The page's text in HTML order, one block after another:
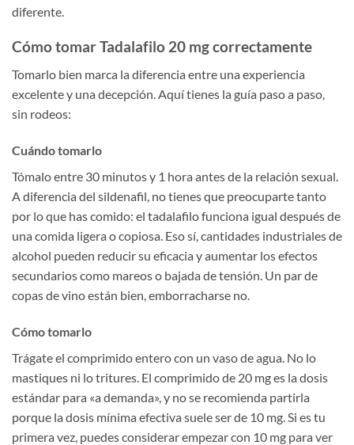
diferente.
Cómo tomar Tadalafilo 20 mg correctamente
Tomarlo bien marca la diferencia entre una experiencia
excelente y una decepción. Aquí tienes la guía paso a paso,
sin rodeos:
Cuándo tomarlo
Tómalo entre 30 minutos y 1 hora antes de la relación sexual.
A diferencia del sildenafil, no tienes que preocuparte tanto
por lo que has comido: el tadalafilo funciona igual después de
una comida ligera o copiosa. Eso sí, cantidades industriales de
alcohol pueden reducir su eficacia y aumentar los efectos
secundarios como mareos o bajada de tensión. Un par de
copas de vino están bien, emborracharse no.
Cómo tomarlo
Trágate el comprimido entero con un vaso de agua. No lo
mastiques ni lo tritures. El comprimido de 20 mg es la dosis
estándar para «a demanda», y no se recomienda partirla
porque la dosis mínima efectiva suele ser de 10 mg. Si es tu
primera vez, puedes considerar empezar con 10 mg para ver